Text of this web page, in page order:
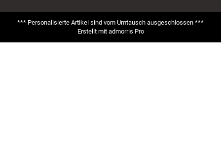
*** Personalisierte Artikel sind vom Umtausch ausgeschlossen ***
Erstellt mit admorris Pro